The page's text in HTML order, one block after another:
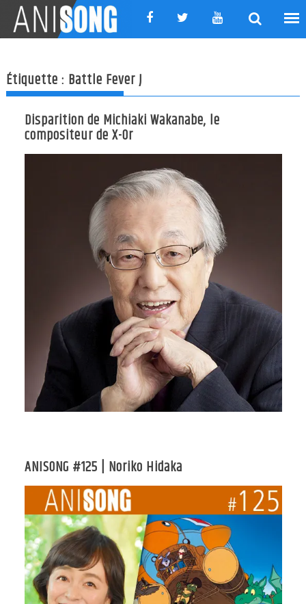
content
Étiquette : Battle Fever J
Disparition de Michiaki Wakanabe, le
compositeur de X-Or
ANISONG #125 | Noriko Hidaka